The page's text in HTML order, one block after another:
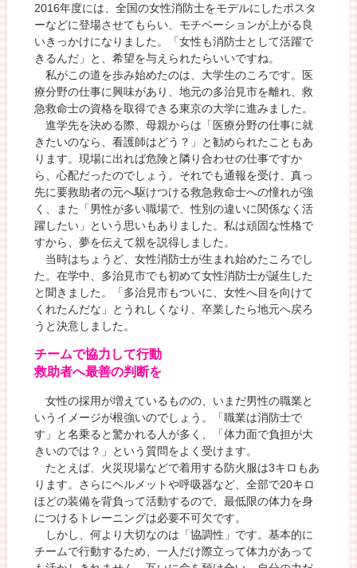
2016年度には、全国の女性消防士をモデルにしたポスタ
ーなどに登場させてもらい、モチベーションが上がる良
いきっかけになりました。「女性も消防士として活躍で
きるんだ」と、希望を与えられたらいいですね。
私がこの道を歩み始めたのは、大学生のころです。医
療分野の仕事に興味があり、地元の多治見市を離れ、救
急救命士の資格を取得できる東京の大学に進みました。
進学先を決める際、母親からは「医療分野の仕事に就
きたいのなら、看護師はどう？」と勧められたこともあ
ります。現場に出れば危険と隣り合わせの仕事ですか
ら、心配だったのでしょう。それでも通報を受け、真っ
先に要救助者の元へ駆けつける救急救命士への憧れが強
く、また「男性が多い職場で、性別の違いに関係なく活
躍したい」という思いもありました。私は頑固な性格で
すから、夢を伝えて親を説得しました。
当時はちょうど、女性消防士が生まれ始めたころでし
た。在学中、多治見市でも初めて女性消防士が誕生した
と聞きました。「多治見市もついに、女性へ目を向けて
くれたんだな」とうれしくなり、卒業したら地元へ戻ろ
うと決意しました。
チームで協力して行動
救助者へ最善の判断を
女性の採用が増えているものの、いまだ男性の職業と
いうイメージが根強いのでしょう。「職業は消防士で
す」と名乗ると驚かれる人が多く、「体力面で負担が大
きいのでは？」という質問をよく受けます。
たとえば、火災現場などで着用する防火服は3キロもあ
ります。さらにヘルメットや呼吸器など、全部で20キロ
ほどの装備を背負って活動するので、最低限の体力を身
につけるトレーニングは必要不可欠です。
しかし、何より大切なのは「協調性」です。基本的に
チームで行動するため、一人だけ際立って体力があって